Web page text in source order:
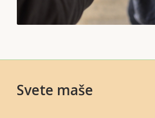
Svete maše